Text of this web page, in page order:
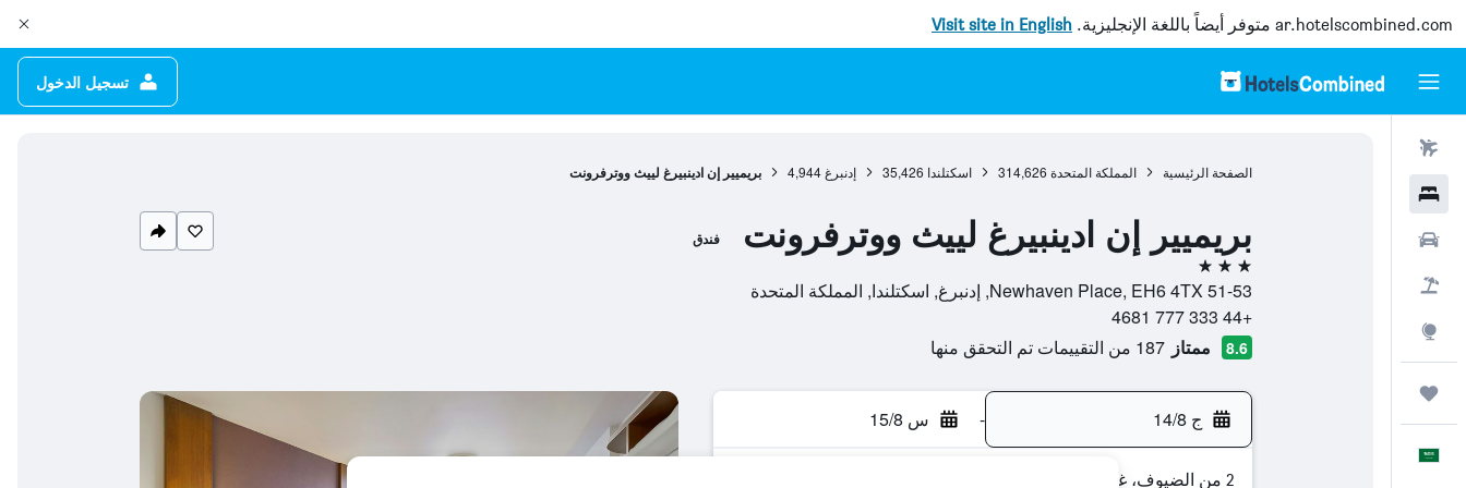
ar.hotelscombined.com متوفر أيضاً باللغة الإنجليزية. Visit site in English
تسجيل الدخول
الصفحة الرئيسية المملكة المتحدة 314,626 اسكتلندا 35,426 إدنبرغ 4,944 بريميير إن ادينبيرغ لييث ووترفرونت
بريميير إن ادينبيرغ لييث ووترفرونت فندق
3 نجوم
51-53 Newhaven Place, EH6 4TX, إدنبرغ, اسكتلندا, المملكة المتحدة
+44 333 777 4681
8.6 ممتاز 187 من التقييمات تم التحقق منها
ج 14/8 - س 15/8
2 من الضيوف، غرفة واحدة